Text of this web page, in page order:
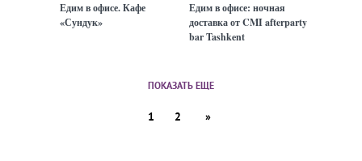
Едим в офисе. Кафе
«Сундук»
Едим в офисе: ночная
доставка от CMI afterparty
bar Tashkent
ПОКАЗАТЬ ЕЩЕ
1 2 »